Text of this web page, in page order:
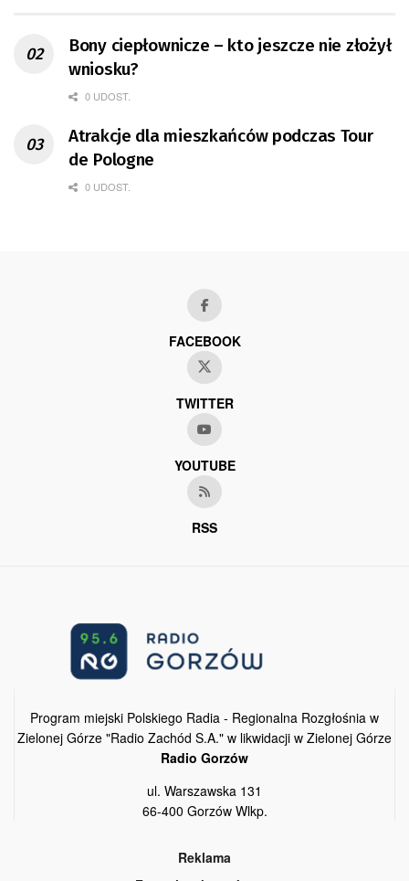
Bony ciepłownicze – kto jeszcze nie złożył
wniosku?
0 UDOST.
Atrakcje dla mieszkańców podczas Tour
de Pologne
0 UDOST.
FACEBOOK
TWITTER
YOUTUBE
RSS
Program miejski Polskiego Radia - Regionalna Rozgłośnia w
Zielonej Górze "Radio Zachód S.A." w likwidacji w Zielonej Górze
Radio Gorzów
ul. Warszawska 131
66-400 Gorzów Wlkp.
Reklama